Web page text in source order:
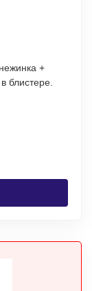
блистере.